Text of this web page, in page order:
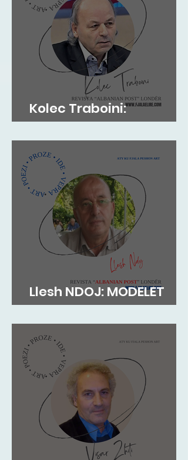
Kolec Traboini:
GJUHADOLI
Llesh NDOJ: MODELET
AUTORITARE